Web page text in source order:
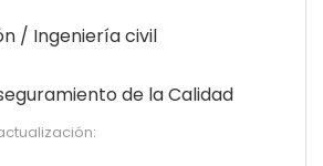
/ Ingeniería civil
de la Calidad